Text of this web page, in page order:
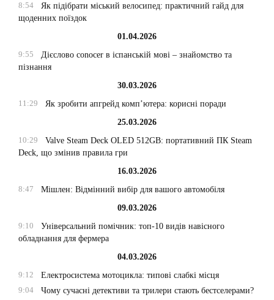
8:54
Як підібрати міський велосипед: практичний гайд для
щоденних поїздок
01.04.2026
9:55
Дієслово conocer в іспанській мові – знайомство та
пізнання
30.03.2026
11:29
Як зробити апгрейд комп’ютера: корисні поради
25.03.2026
10:29
Valve Steam Deck OLED 512GB: портативний ПК Steam
Deck, що змінив правила гри
16.03.2026
8:47
Мішлен: Відмінний вибір для вашого автомобіля
09.03.2026
9:10
Універсальний помічник: топ-10 видів навісного
обладнання для фермера
04.03.2026
9:12
Електросистема мотоцикла: типові слабкі місця
9:04
Чому сучасні детективи та трилери стають бестселерами?